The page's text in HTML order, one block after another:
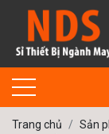
Trang chủ Sản